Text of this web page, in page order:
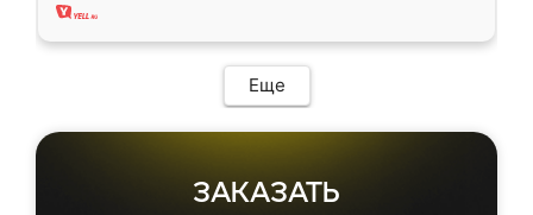
Еще
ЗАКАЗАТЬ